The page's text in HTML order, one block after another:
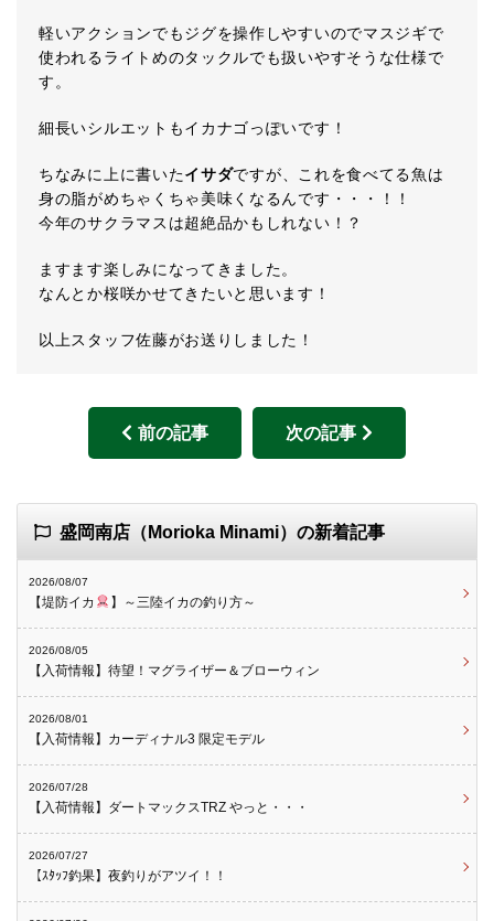
軽いアクションでもジグを操作しやすいのでマスジギで
使われるライトめのタックルでも扱いやすそうな仕様で
す。
細長いシルエットもイカナゴっぽいです！
ちなみに上に書いたイサダですが、これを食べてる魚は
身の脂がめちゃくちゃ美味くなるんです・・・！！
今年のサクラマスは超絶品かもしれない！？
ますます楽しみになってきました。
なんとか桜咲かせてきたいと思います！
以上スタッフ佐藤がお送りしました！
前の記事 次の記事
盛岡南店（Morioka Minami）の新着記事
2026/08/07
【堤防イカ 】～三陸イカの釣り方～
2026/08/05
【入荷情報】待望！マグライザー＆ブローウィン
2026/08/01
【入荷情報】カーディナル3 限定モデル
2026/07/28
【入荷情報】ダートマックスTRZ やっと・・・
2026/07/27
【ｽﾀｯﾌ釣果】夜釣りがアツイ！！